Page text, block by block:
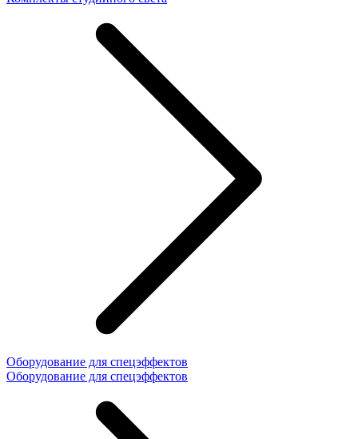
Оборудование для спецэффектов
Оборудование для спецэффектов